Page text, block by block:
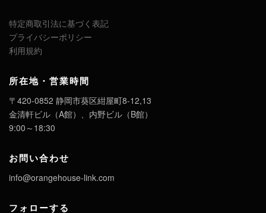
特定商取引法に基づく表記
プライバシーポリシー
利用規約
所在地・営業時間
〒420-0852 静岡市葵区紺屋町8-12,13
金清軒ビル（A館）、内野ビル（B館）
9:00～18:30
お問い合わせ
info@orangehouse-link.com
フォローする